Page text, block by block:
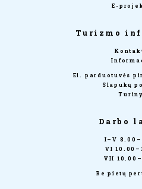
E-
Turizmo
El. parduotuvės
Slapukų
Darbo
I–V
VI
VII
Be pietų